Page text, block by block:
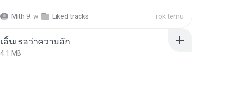
Mith 9. w Liked tracks rok temu
เอิ้นเธอว่าความฮัก
4.1 MB